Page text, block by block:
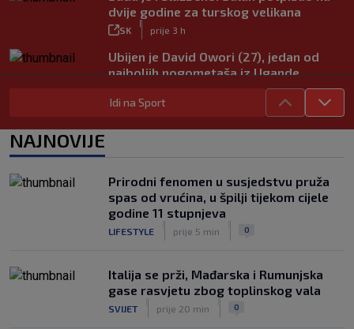
dvije godine za turskog velikana
SK prije 3 h
Ubijen je David Owori (27), jedan od
najboljih nogometaša iz Ugande
Garcia odabrao početnih 11 za Litvu?
Livaja se čini se vraća na klupu
Njemački kroničar govorio o Vuškoviću:
Ima samo jednu manu
SK prije 7 h
Idi na Sport
NAJNOVIJE
Prirodni fenomen u susjedstvu pruža
spas od vrućina, u špilji tijekom cijele
godine 11 stupnjeva
LIFESTYLE prije 5 min 0
Italija se prži, Mađarska i Rumunjska
gase rasvjetu zbog toplinskog vala
SVIJET prije 20 min 0